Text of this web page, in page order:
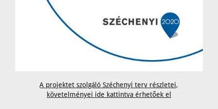
A projektet szolgáló Széchenyi terv részletei,
követelményei ide kattintva érhetőek el